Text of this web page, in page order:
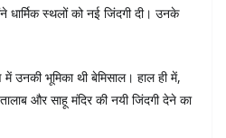
धार्मिक स्थलों को नई जिंदगी दी। उनके
में उनकी भूमिका थी बेमिसाल। हाल ही में,
और साहू मंदिर की नयी जिंदगी देने का